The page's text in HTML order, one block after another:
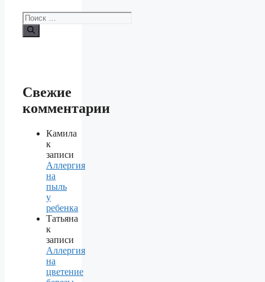
Поиск:
Свежие
комментарии
Камила
к
записи
Аллергия
на
пыль
у
ребенка
Татьяна
к
записи
Аллергия
на
цветение